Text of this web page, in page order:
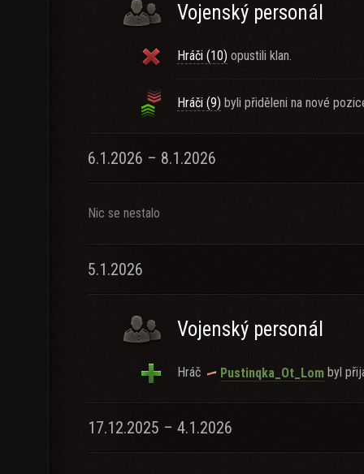
Vojenský personál
Hráči (10) opustili klan.
Hráči (9) byli přiděleni na nové
6.1.2026 – 8.1.2026
Nic se nestalo
5.1.2026
Vojenský personál
Hráč Pustinqka_Ot_Lom byl
17.12.2025 – 4.1.2026